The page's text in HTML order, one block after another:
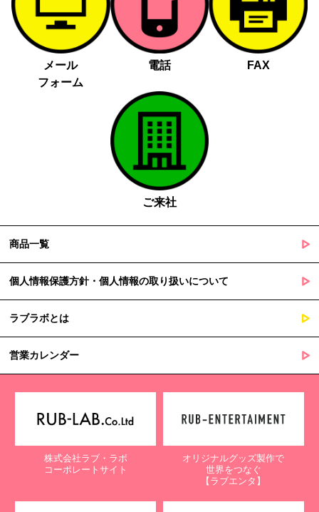
無く第三者に提供することはありません。
法令に基づく場合
人の生命、身体又は財産の保護にために必要がある場合であっ
て、本人の同意を得る事が困難であるとき
公衆衛生の向上又は児童の健全な育成の推進のために特に必要
がある場合であって、本人の同意を得る事が困難であるとき
国の機関若しくは地方公共団体又はその委託を受けた者が法令
の定める事務を遂行することに対して協力する必要がある場合
であって、本人の同意を得ることによって当該事務の遂行に支
障を及ぼすおそれがあるとき
当社は個人情報の取扱業務の全部または一部を外部に業務委託する
その際、弊社は、個人情報を適切に保護できる管理体制を敷き実行
していることを条件として委託先を厳選したうえで、機密保持契約
を委託先と締結し、お客様の個人情報を厳密に管理させます。
６. 個人情報（保有個人データを含む）の利用目的通知、開示・訂
正等、利用停止等の請求
情報の利用目的の通知、開示、訂正・追加・削除、利用停止・消去
たします。これらの請求は、次の窓口にて受け付けております。
〒761-0323 香川県高松市亀田町90-1
株式会社ラブ・ラボ
電子メール：info@rub-lab.com
メール
フォーム
電話 FAX
ご来社
商品一覧
個人情報保護方針・個人情報の取り扱いについて
ラブラボとは
営業カレンダー
株式会社ラブ・ラボ
コーポレートサイト
オリジナルグッズ製作で
世界をつなぐ
【ラブエンタ】